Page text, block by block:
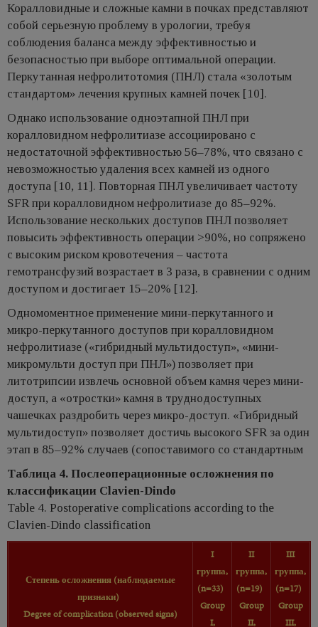
Коралловидные и сложные камни в почках представляют
собой серьезную проблему в урологии, требуя
соблюдения баланса между эффективностью и
безопасностью при выборе оптимальной операции.
Перкутанная нефролитотомия (ПНЛ) стала «золотым
стандартом» лечения крупных камней почек [10].
Однако использование одноэтапной ПНЛ при
коралловидном нефролитиазе ассоциировано с
недостаточной эффективностью 56–78%, что связано с
невозможностью удаления всех камней из одного
доступа [10, 11]. Повторная ПНЛ увеличивает частоту
SFR при коралловидном нефролитиазе до 85–92%.
Использование нескольких доступов ПНЛ позволяет
повысить эффективность операции >90%, но сопряжено
с высоким риском кровотечения – частота
гемотрансфузий возрастает в 3 раза, в сравнении с одним
доступом и достигает 15–20% [12].
Одномоментное применение мини-перкутанного и
микро-перкутанного доступов при коралловидном
нефролитиазе («гибридный мультидоступ», «мини-
микромульти доступ при ПНЛ») позволяет при
литотрипсии извлечь основной объем камня через мини-
доступ, а «отростки» камня в труднодоступных
чашечках раздробить через микро-доступ. «Гибридный
мультидоступ» позволяет достичь высокого SFR за один
этап в 85–92% случаев (сопоставимого со стандартным
Таблица 4. Послеоперационные осложнения по
классификации Clavien-Dindo
Table 4. Postoperative complications according to the
Clavien-Dindo classification
Степеньосложнения (наблюдаемые
признаки)
Degree of complication (observed signs)
I
группа,
(n=33)
Group
I,
II
группа,
(n=19)
Group
II,
III
группа,
(n=17)
Group
III,